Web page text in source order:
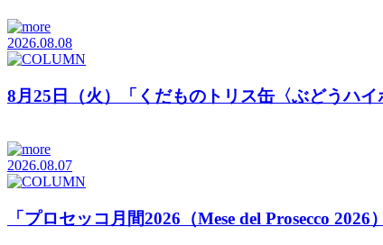
2026.08.08
8月25日（火）「くだものトリス缶〈ぶどうハ
2026.08.07
「プロセッコ月間2026（Mese del Prosecco